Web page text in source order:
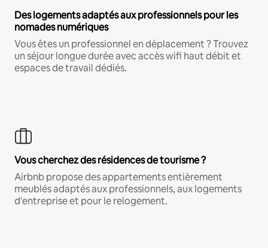
Des logements adaptés aux professionnels pour les
nomades numériques
Vous êtes un professionnel en déplacement ? Trouvez
un séjour longue durée avec accès wifi haut débit et
espaces de travail dédiés.
Vous cherchez des résidences de tourisme ?
Airbnb propose des appartements entièrement
meublés adaptés aux professionnels, aux logements
d'entreprise et pour le relogement.